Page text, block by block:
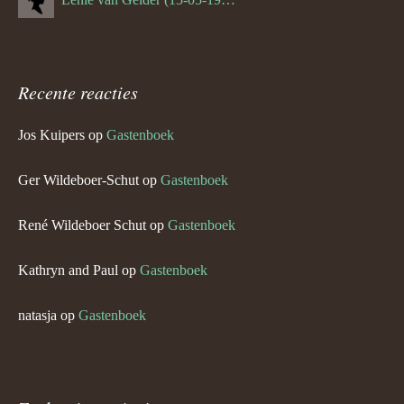
Recente reacties
Jos Kuipers op Gastenboek
Ger Wildeboer-Schut op Gastenboek
René Wildeboer Schut op Gastenboek
Kathryn and Paul op Gastenboek
natasja op Gastenboek